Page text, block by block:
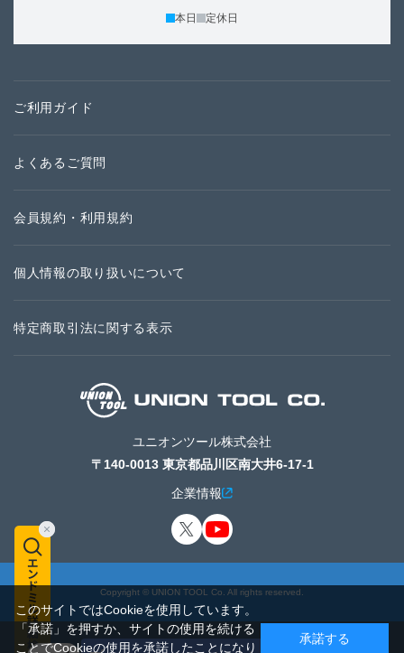
本日 定休日
ご利用ガイド
よくあるご質問
会員規約・利用規約
個人情報の取り扱いについて
特定商取引法に関する表示
ユニオンツール株式会社
〒140-0013 東京都品川区南大井6-17-1
企業情報
Copyright © UNION TOOL Co. All rights reserved.
このサイトではCookieを使用しています。
「承諾」を押すか、サイトの使用を続ける
ことでCookieの使用を承諾したことになり
承諾する